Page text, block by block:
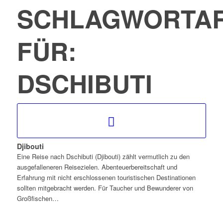
FÜR:
DSCHIBUTI
Djibouti
Eine Reise nach Dschibuti (Djibouti) zählt vermutlich zu den
ausgefalleneren Reisezielen. Abenteuerbereitschaft und
Erfahrung mit nicht erschlossenen touristischen Destinationen
sollten mitgebracht werden. Für Taucher und Bewunderer von
Großfischen…